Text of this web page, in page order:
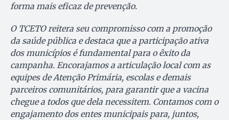
forma mais eficaz de prevenção.
O TCETO reitera seu compromisso com a promoção
da saúde pública e destaca que a participação ativa
dos municípios é fundamental para o êxito da
campanha. Encorajamos a articulação local com as
equipes de Atenção Primária, escolas e demais
parceiros comunitários, para garantir que a vacina
chegue a todos que dela necessitem. Contamos com o
engajamento dos entes municipais para, juntos,